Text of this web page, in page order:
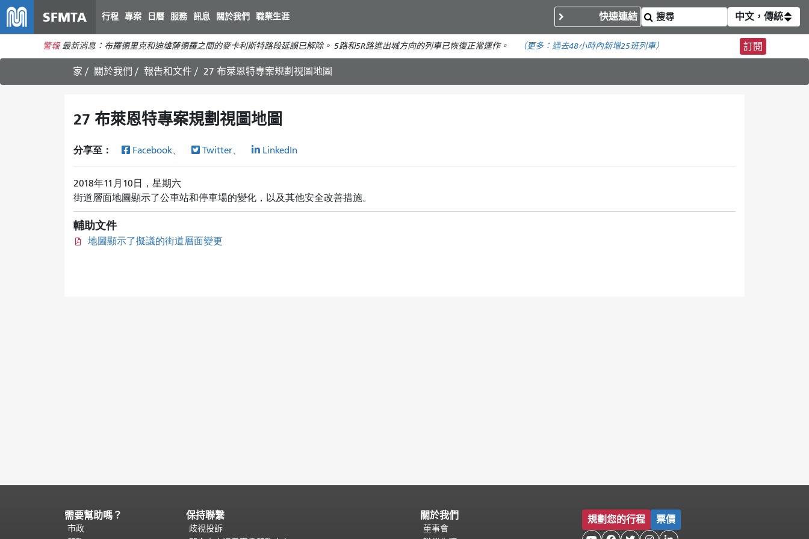
主
要
SFMTA 行程 專案 日曆 服務 訊息 關於我們 職業生涯 快速連結 中文，傳統
警報 最新消息：布羅德里克和迪維薩德羅之間的麥卡利斯特路段延誤已解除。 5路和5R路進出城方向的列車已恢復正常運作。 （更多： 過去48小時內新增25班列車） 訂閱
家 關於我們 報告和文件 27 布萊恩特專案規劃視圖地圖
27 布萊恩特專案規劃視圖地圖
分享至： Facebook、 Twitter、 LinkedIn
2018年11月10日，星期六
街道層面地圖顯示了公車站和停車場的變化，以及其他安全改善措施。
輔助文件
地圖顯示了擬議的街道層面變更
頁
面
需要幫助嗎？
市政
保持聯繫
歧視投訴
關於我們
董事會
規劃您的行程 票價